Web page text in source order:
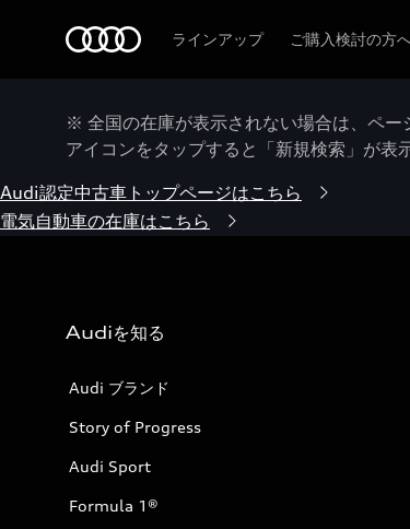
ラインアップ ご購入検討の方
※ 全国の在庫が表示されない場合は、ペー
アイコンをタップすると「新規検索」が表
Audi認定中古車トップページはこちら
電気自動車の在庫はこちら
Audiを知る
Audi ブランド
Story of Progress
Audi Sport
Formula 1®